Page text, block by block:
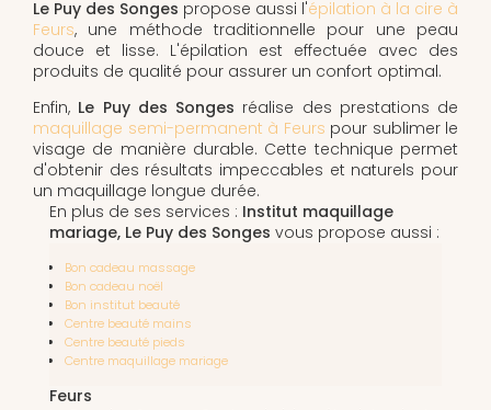
Le Puy des Songes propose aussi l'épilation à la cire à
Feurs, une méthode traditionnelle pour une peau
douce et lisse. L'épilation est effectuée avec des
produits de qualité pour assurer un confort optimal.
Enfin, Le Puy des Songes réalise des prestations de
maquillage semi-permanent à Feurs pour sublimer le
visage de manière durable. Cette technique permet
d'obtenir des résultats impeccables et naturels pour
un maquillage longue durée.
En plus de ses services : Institut maquillage
mariage, Le Puy des Songes vous propose aussi :
Bon cadeau massage
Bon cadeau noël
Bon institut beauté
Centre beauté mains
Centre beauté pieds
Centre maquillage mariage
Feurs